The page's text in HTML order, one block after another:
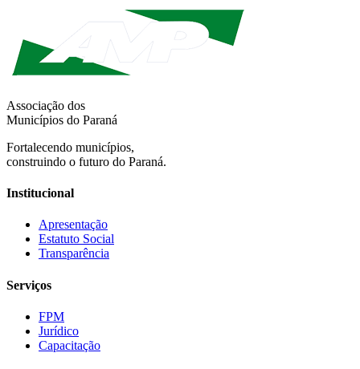
Associação dos
Municípios do Paraná
Fortalecendo municípios,
construindo o futuro do Paraná.
Institucional
Apresentação
Estatuto Social
Transparência
Serviços
FPM
Jurídico
Capacitação